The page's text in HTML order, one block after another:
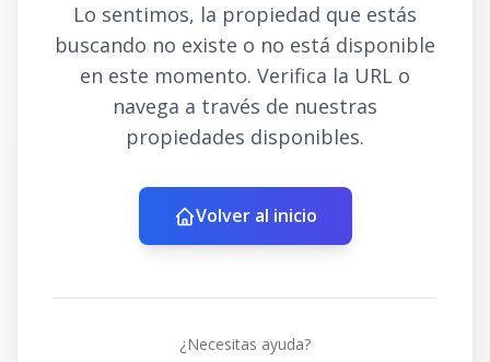
Lo sentimos, la propiedad que estás
buscando no existe o no está disponible
en este momento. Verifica la URL o
navega a través de nuestras
propiedades disponibles.
Volver al inicio
¿Necesitas ayuda?